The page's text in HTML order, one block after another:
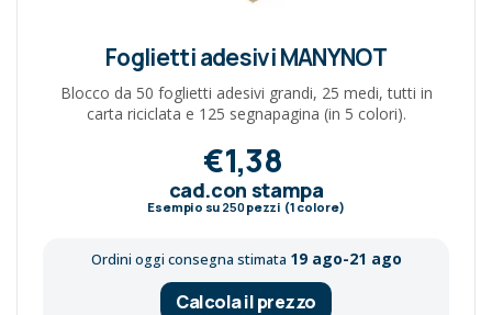
Foglietti adesivi MANYNOT
Blocco da 50 foglietti adesivi grandi, 25 medi, tutti in
carta riciclata e 125 segnapagina (in 5 colori).
€1,38
cad.con stampa
Esempio su 250pezzi (1 colore)
Ordini oggi consegna stimata 19 ago-21 ago
Calcola il prezzo